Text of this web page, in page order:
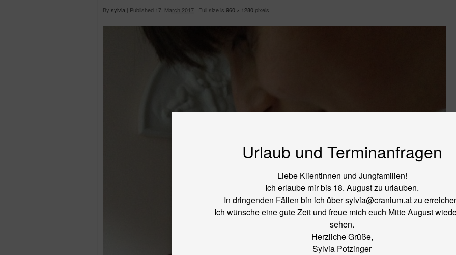
By sylvia | Published 17. March 2017 | Full size is 960 × 1280 pixels
Urlaub und Terminanfragen
Liebe Klientinnen und Jungfamilien!
Ich erlaube mir bis 18. August zu urlauben.
In dringenden Fällen bin ich über sylvia@cranium.at zu
Ich wünsche eine gute Zeit und freue mich euch Mitte August
sehen.
Herzliche Grüße,
Sylvia Potzinger